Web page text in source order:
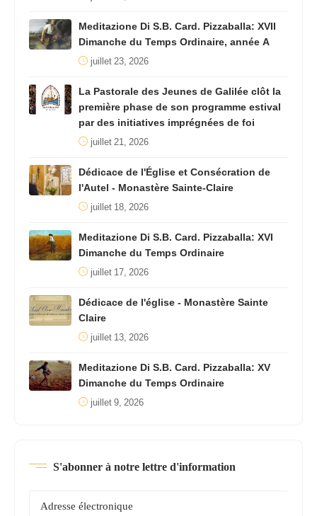
Meditazione Di S.B. Card. Pizzaballa: XVII
Dimanche du Temps Ordinaire, année A
juillet 23, 2026
La Pastorale des Jeunes de Galilée clôt la
première phase de son programme estival
par des initiatives imprégnées de foi
juillet 21, 2026
Dédicace de l'Église et Consécration de
l'Autel - Monastère Sainte-Claire
juillet 18, 2026
Meditazione Di S.B. Card. Pizzaballa: XVI
Dimanche du Temps Ordinaire
juillet 17, 2026
Dédicace de l'église - Monastère Sainte
Claire
juillet 13, 2026
Meditazione Di S.B. Card. Pizzaballa: XV
Dimanche du Temps Ordinaire
juillet 9, 2026
S'abonner à notre lettre d'information